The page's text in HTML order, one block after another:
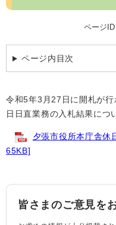
ページ
ページ内目次
令和5年3月27日に開札が
日日直業務の入札結果につ
夕張市役所本庁舎休
65KB]
皆さまのご意見を